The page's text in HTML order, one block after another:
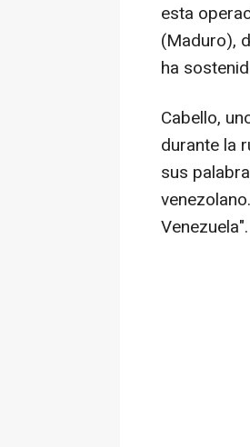
esta
(Maduro),
ha
Cabello,
durante la
sus
Venezuela".